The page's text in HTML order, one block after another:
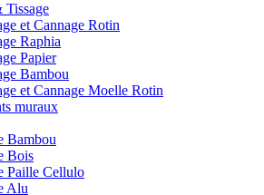
Tissage
et Cannage Rotin
Raphia
Papier
Bambou
et Cannage Moelle Rotin
muraux
Bambou
Bois
Paille Cellulo
Alu